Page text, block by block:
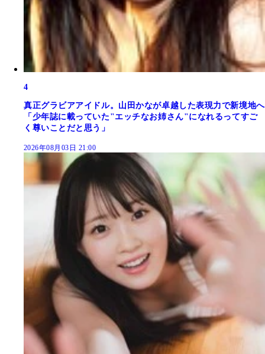
4
真正グラビアアイドル。山田かなが卓越した表現力で新境地へ
「少年誌に載っていた"エッチなお姉さん"になれるってすご
く尊いことだと思う」
2026年08月03日 21:00